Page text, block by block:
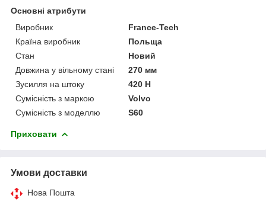
Основні атрибути
Виробник
France-Tech
Країна виробник
Польща
Стан
Новий
Довжина у вільному стані
270 мм
Зусилля на штоку
420 Н
Сумісність з маркою
Volvo
Сумісність з моделлю
S60
Приховати
Умови доставки
Нова Пошта